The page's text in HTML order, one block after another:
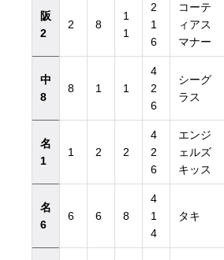
阪
2
2 8
1
1
2
1
6
コーテ
ィアス
マナー
中
8
8 1 1
4
2
6
シーグ
ラス
名
1
1 2 2
4
2
6
エンジ
ェルズ
キッス
名
6
6 6 8
4
1
4
タキ